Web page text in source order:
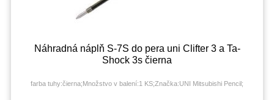
Náhradná náplň S-7S do pera uni Clifter 3 a Ta-
Shock 3s čierna
farba tuhy:čierna;Množstvo v balení:1 KS;Značka:UNI Mitsubishi Pencil;